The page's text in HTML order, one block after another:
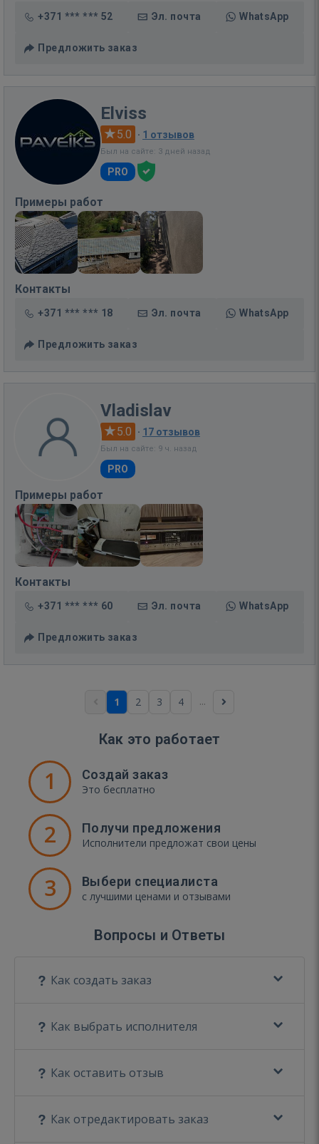
+371 *** *** 52 Эл. почта WhatsApp
Предложить заказ
Elviss
5.0 · 1 отзывов
Был на сайте: 3 дней назад
PRO
Примеры работ
Контакты
+371 *** *** 18 Эл. почта WhatsApp
Предложить заказ
Vladislav
5.0 · 17 отзывов
Был на сайте: 9 ч. назад
PRO
Примеры работ
Контакты
+371 *** *** 60 Эл. почта WhatsApp
Предложить заказ
1 2 3 4 ...
Как это работает
1 Создай заказ
Это бесплатно
2 Получи предложения
Исполнители предложат свои цены
3 Выбери специалиста
с лучшими ценами и отзывами
Вопросы и Ответы
Как создать заказ
Как выбрать исполнителя
Как оставить отзыв
Как отредактировать заказ